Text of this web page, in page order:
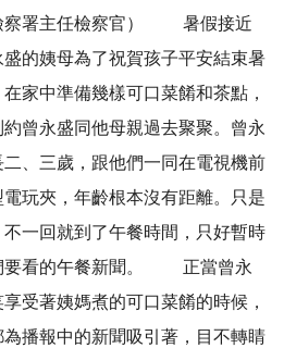
察署主任檢察官） 暑假接近
的姨母為了祝賀孩子平安結束暑
家中準備幾樣可口菜餚和茶點，
曾永盛同他母親過去聚聚。曾永
、三歲，跟他們一同在電視機前
玩夾，年齡根本沒有距離。只是
一回就到了午餐時間，只好暫時
要看的午餐新聞。 正當曾永
受著姨媽煮的可口菜餚的時候，
播報中的新聞吸引著，目不轉睛